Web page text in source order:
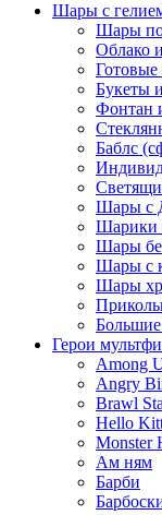
Шары с
Шары
Облако
Букеты
Фонтан
Баблс
Шары с
Шарики
Шары
Шары с
Шары
Герои
Among
Angry
Brawl
Hello
Monster
Ам ням
Барби